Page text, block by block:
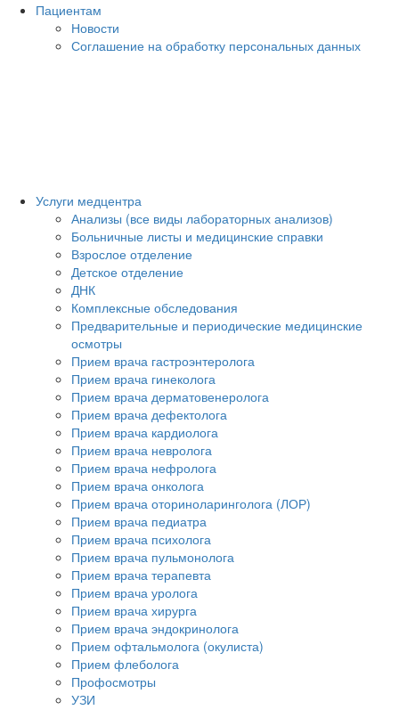
Пациентам
Новости
Соглашение на обработку персональных данных
Услуги медцентра
Анализы (все виды лабораторных анализов)
Больничные листы и медицинские справки
Взрослое отделение
Детское отделение
ДНК
Комплексные обследования
Предварительные и периодические медицинские
осмотры
Прием врача гастроэнтеролога
Прием врача гинеколога
Прием врача дерматовенеролога
Прием врача дефектолога
Прием врача кардиолога
Прием врача невролога
Прием врача нефролога
Прием врача онколога
Прием врача оториноларинголога (ЛОР)
Прием врача педиатра
Прием врача психолога
Прием врача пульмонолога
Прием врача терапевта
Прием врача уролога
Прием врача хирурга
Прием врача эндокринолога
Прием офтальмолога (окулиста)
Прием флеболога
Профосмотры
УЗИ